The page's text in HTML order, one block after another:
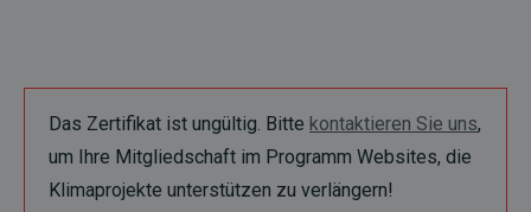
Das Zertifikat ist ungültig. Bitte kontaktieren Sie uns,
um Ihre Mitgliedschaft im Programm Websites, die
Klimaprojekte unterstützen zu verlängern!